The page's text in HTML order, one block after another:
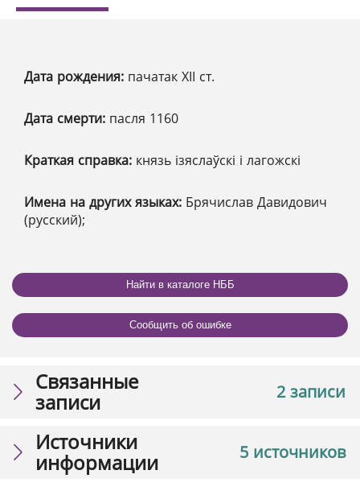
Дата рождения: пачатак XІІ ст.
Дата смерти: пасля 1160
Краткая справка: князь ізяслаўскі і лагожскі
Имена на других языках: Брячислав Давидович
(русский);
Найти в каталоге НББ
Сообщить об ошибке
2 записи
Связанные
записи
5 источников
Источники
информации